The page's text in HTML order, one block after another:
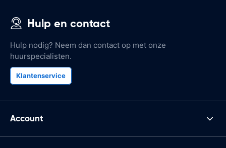
Hulp en contact
Hulp nodig? Neem dan contact op met onze
huurspecialisten.
Klantenservice
Account